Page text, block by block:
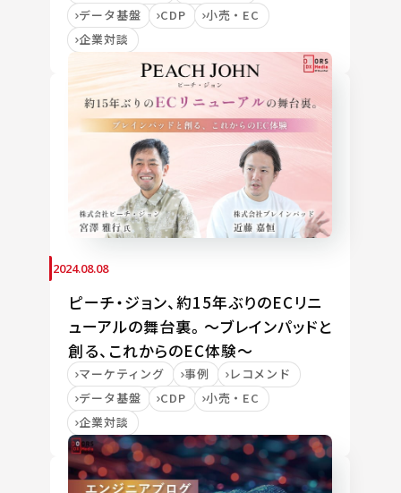
データ基盤
CDP
小売・EC
企業対談
2024.08.08
ピーチ・ジョン、約15年ぶりのECリニ
ューアルの舞台裏。～ブレインパッドと
創る、これからのEC体験～
マーケティング 事例
レコメンド
データ基盤
CDP
小売・EC
企業対談